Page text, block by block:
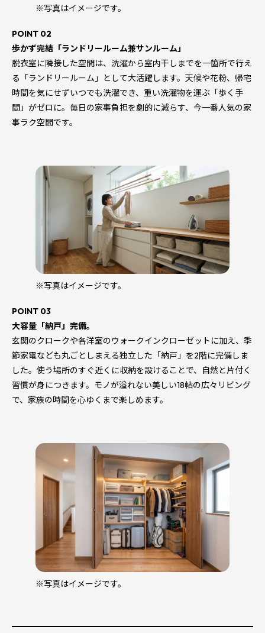
※写真はイメージです。
POINT 02
歩かず完結「ランドリールーム兼サンルーム」
脱衣室に隣接した空間は、洗濯から室内干しまでを一箇所で行え
る「ランドリールーム」として大活躍します。天候や花粉、帰宅
時間を気にせずいつでも洗濯でき、重い洗濯物を運ぶ「歩く手
間」がゼロに。毎日の家事負担を劇的に減らす、今一番人気の家
事ラク空間です。
※写真はイメージです。
POINT 03
大容量「納戸」完備。
玄関のクロークや各洋室のウォークインクローゼットに加え、季
節家電なども丸ごとしまえる独立した「納戸」を2階に完備しま
した。使う場所のすぐ近くに収納を設けることで、自然と片付く
習慣が身につきます。モノが溢れない美しい18帖の広々リビング
で、家族の時間を心ゆくまで楽しめます。
※写真はイメージです。